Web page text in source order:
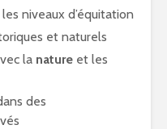
niveaux d’équitation
et naturels
la nature et les
des